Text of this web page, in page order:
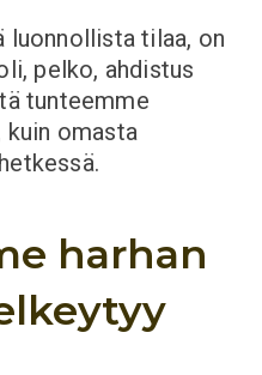
luonnollista tilaa, on
pelko, ahdistus
tunteemme
kuin omasta
harhan